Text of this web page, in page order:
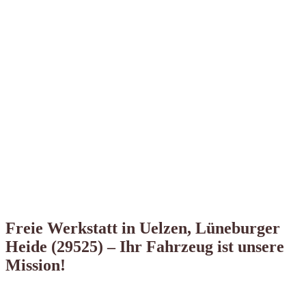
Freie Werkstatt in Uelzen, Lüneburger
Heide (29525) – Ihr Fahrzeug ist unsere
Mission!